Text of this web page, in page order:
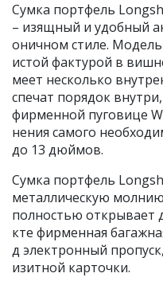
Сумка портфель
– изящный и удобный
оничном стиле.
истой фактурой в
меет несколько
спечат порядок
фирменной пуговице
нения самого
до 13 дюймов.
Сумка портфель
металлическую
полностью открывает
кте фирменная
д электронный
изитной карточки.